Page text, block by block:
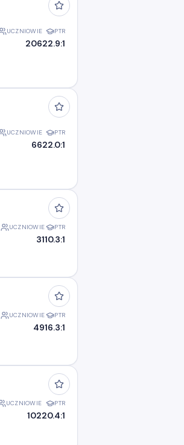
UCZNIOWIE
206
PTR
22.9:1
UCZNIOWIE
66
PTR
22.0:1
UCZNIOWIE
31
PTR
10.3:1
UCZNIOWIE
49
PTR
16.3:1
UCZNIOWIE
102
PTR
20.4:1